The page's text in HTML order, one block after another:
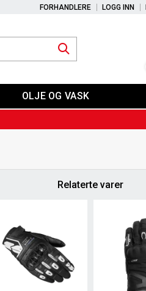
FORHANDLERE LOGG INN
OLJE OG VASK
Relaterte varer